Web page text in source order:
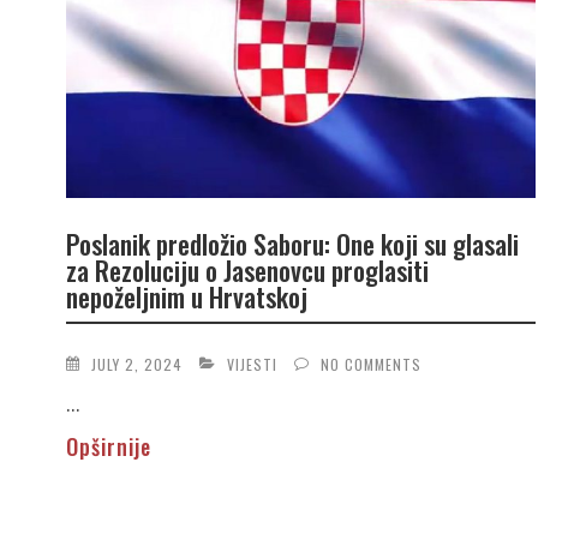
Poslanik predložio Saboru: One koji su glasali
za Rezoluciju o Jasenovcu proglasiti
nepoželjnim u Hrvatskoj
JULY 2, 2024 VIJESTI NO COMMENTS
...
Opširnije